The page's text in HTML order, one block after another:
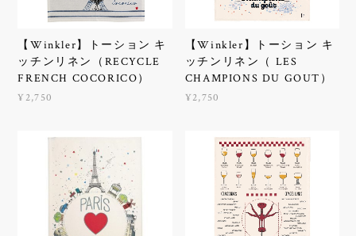
【Winkler】トーション キ
ッチンリネン（RECYCLE
FRENCH COCORICO）
¥2,750
【Winkler】トーション キ
ッチンリネン（ LES
CHAMPIONS DU GOUT）
¥2,750